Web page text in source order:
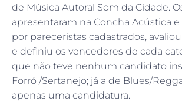
de Música Autoral Som da Cidade.
apresentaram na Concha Acústica
por pareceristas cadastrados,
e definiu os vencedores de cada
que não teve nenhum candidato
Forró /Sertanejo; já a de Blues/
apenas uma candidatura.